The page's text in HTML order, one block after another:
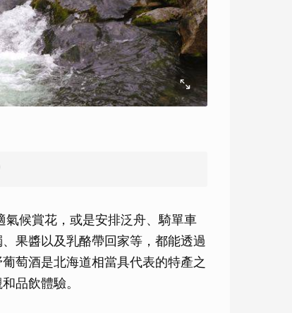
候賞花，或是安排泛舟、騎單車
果醬以及乳酪帶回家等，都能透過
萄酒是北海道相當具代表的特產之
品飲體驗。